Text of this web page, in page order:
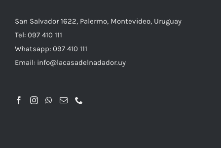
San Salvador 1622, Palermo, Montevideo, Uruguay
Tel: 097 410 111
Whatsapp: 097 410 111
Email: info@lacasadelnadador.uy